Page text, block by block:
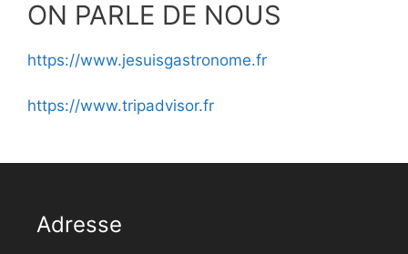
ON PARLE DE NOUS
https://www.jesuisgastronome.fr
https://www.tripadvisor.fr
Adresse